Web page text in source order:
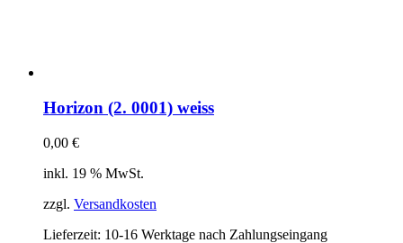
Horizon (2. 0001) weiss
0,00 €
inkl. 19 % MwSt.
zzgl. Versandkosten
Lieferzeit: 10-16 Werktage nach Zahlungseingang